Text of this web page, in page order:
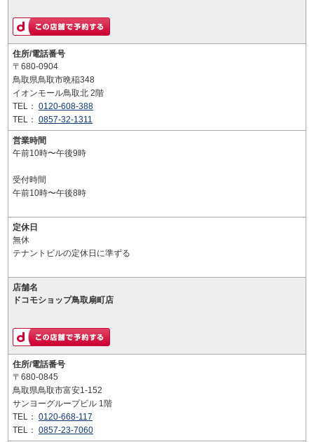
住所/電話番号
〒680-0904
鳥取県鳥取市晩稲348
イオンモール鳥取北 2階
TEL： 0120-608-388
TEL： 0857-32-1311
営業時間
午前10時〜午後9時
受付時間
午前10時〜午後8時
定休日
無休
テナントビルの定休日に準ずる
店舗名
ドコモショップ鳥取扇町店
住所/電話番号
〒680-0845
鳥取県鳥取市富安1-152
サンヨーグループビル 1階
TEL： 0120-668-117
TEL： 0857-23-7060